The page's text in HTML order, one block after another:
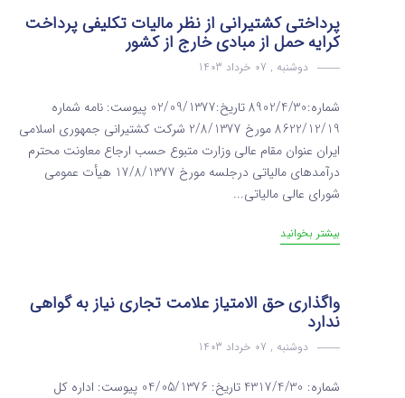
پرداختی کشتیرانی از نظر مالیات تکلیفی پرداخت
کرایه حمل از مبادی خارج از کشور
دوشنبه , 07 خرداد 1403
شماره:8902/4/30 تاریخ:02/09/1377 پیوست: نامه شماره
8622/12/19 مورخ 2/8/1377 شرکت کشتیرانی جمهوری اسلامی
ایران عنوان مقام عالی وزارت متبوع حسب ارجاع معاونت محترم
درآمدهای مالیاتی درجلسه مورخ 17/8/1377 هیأت عمومی
شورای عالی مالیاتی...
بیشتر بخوانید
واگذاری حق الامتیاز علامت تجاری نیاز به گواهی
ندارد
دوشنبه , 07 خرداد 1403
شماره: 4317/4/30 تاریخ: 04/05/1376 پیوست: اداره کل